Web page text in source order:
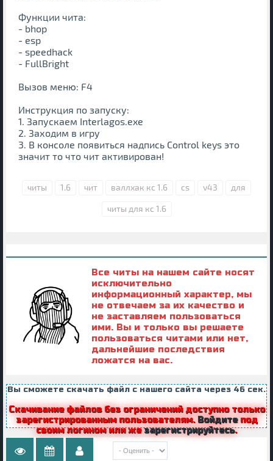
Функции чита:
- bhop
- esp
- speedhack
- FullBright
Вызов меню: F4
Инструкция по запуску:
1. Запускаем Interlagos.exe
2. Заходим в игру
3. В консоле появиться надпись Control keys это
значит то что чит активирован!
читы 1.6 чит валлхак кс 1.6 cs v43 для
читы для кс 1.6
Все читы на нашем сайте носят
исключительно
информационный характер, мы
не отвечаем за их качество и
не заставляем пользоваться
ими. Вы и только вы решаете
пользоваться читами или нет,
дальнейшие последствия
ложатся на вас.
Вы сможете скачать файл с нашего сайта через 45 сек.
Скачивание файлов без ограничений доступно только
зарегистрированным пользователям. Войдитепод
своим логином или жезарегистрируйтесь.